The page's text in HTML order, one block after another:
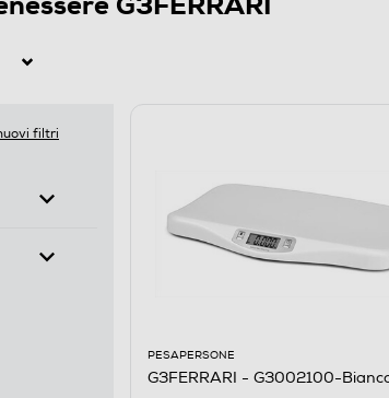
filtri
PESAPERSONE
G3FERRARI - G3002100-